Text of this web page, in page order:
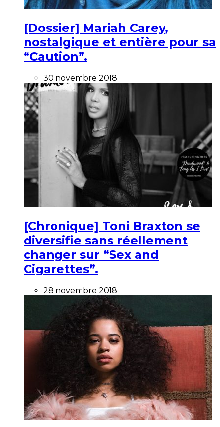
[Dossier] Mariah Carey,
nostalgique et entière pour sa
“Caution”.
30 novembre 2018
[Chronique] Toni Braxton se
diversifie sans réellement
changer sur “Sex and
Cigarettes”.
28 novembre 2018